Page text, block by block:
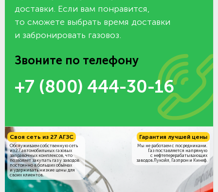
доставки. Если вам понравится,
то сможете выбрать время доставки
и забронировать газовоз.
Звоните по телефону
+7 (800) 444-30-16
Своя сеть из 27 АГЗС
Обслуживаем собственную сеть
из 27 автомобильных газовых
заправочных комплексов, что
позволяет закупать газ у заводов
постоянно в больших объёмах
и удерживать низкие цены для
своих клиентов.
Гарантия лучшей цены
Мы не работаем с посредниками.
Газ поставляется напрямую
с нефтеперерабатывающих
заводов Лукойл, Газпром и Кинеф.